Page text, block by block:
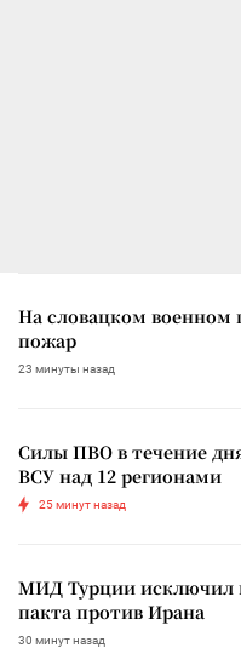
На словацком
пожар
23 минуты назад
Силы ПВО в течение
ВСУ над 12 регионами
25 минут назад
МИД Турции исключил
пакта против Ирана
30 минут назад